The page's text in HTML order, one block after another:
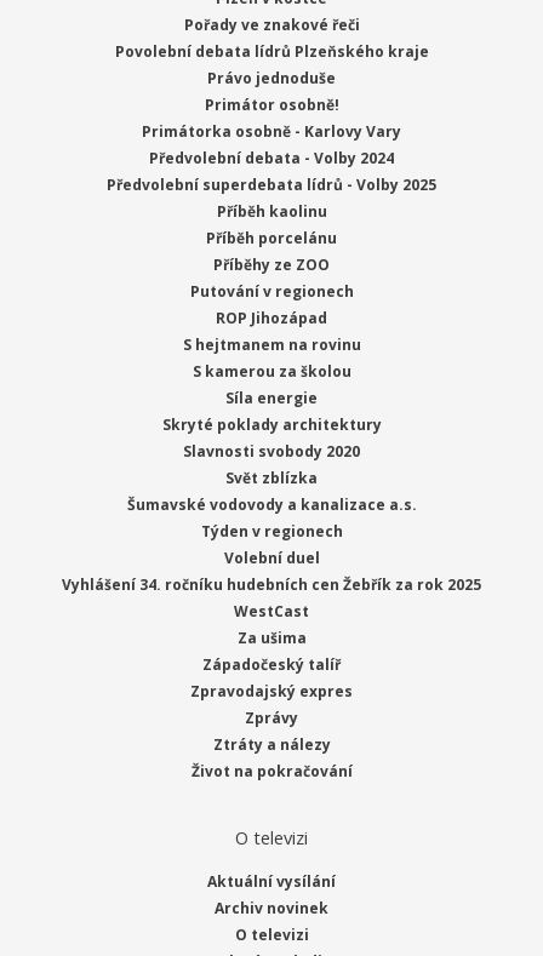
Pořady ve znakové řeči
Povolební debata lídrů Plzeňského kraje
Právo jednoduše
Primátor osobně!
Primátorka osobně - Karlovy Vary
Předvolební debata - Volby 2024
Předvolební superdebata lídrů - Volby 2025
Příběh kaolinu
Příběh porcelánu
Příběhy ze ZOO
Putování v regionech
ROP Jihozápad
S hejtmanem na rovinu
S kamerou za školou
Síla energie
Skryté poklady architektury
Slavnosti svobody 2020
Svět zblízka
Šumavské vodovody a kanalizace a.s.
Týden v regionech
Volební duel
Vyhlášení 34. ročníku hudebních cen Žebřík za rok 2025
WestCast
Za ušima
Západočeský talíř
Zpravodajský expres
Zprávy
Ztráty a nálezy
Život na pokračování
O televizi
Aktuální vysílání
Archiv novinek
O televizi